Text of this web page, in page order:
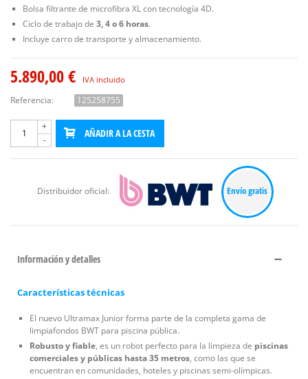
Bolsa filtrante de microfibra XL con tecnología 4D.
Ciclo de trabajo de 3, 4 o 6 horas.
Incluye carro de transporte y almacenamiento.
5.890,00 € IVA incluido
Referencia: 125258755
-
+
AÑADIR A LA CESTA
Distribuidor oficial: Envío gratis
Información y detalles
Características técnicas
El nuevo Ultramax Junior forma parte de la completa gama de
limpiafondos BWT para piscina pública.
Robusto y fiable, es un robot perfecto para la limpieza de piscinas
comerciales y públicas hasta 35 metros, como las que se
encuentran en comunidades, hoteles y piscinas semi-olímpicas.